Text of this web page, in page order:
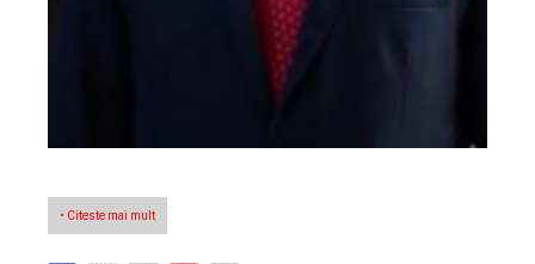
• Citeste mai mult